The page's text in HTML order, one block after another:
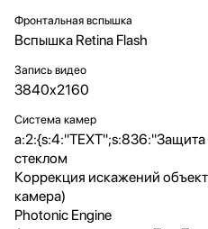
Фронтальная вспышка
Вспышка Retina Flash
Запись видео
3840x2160
Система камер
стеклом
Коррекция искажений
камера)
Photonic Engine